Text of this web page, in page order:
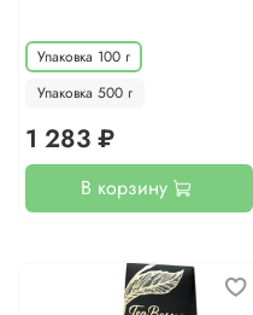
Упаковка 100 г
Упаковка 500 г
1 283 ₽
В корзину